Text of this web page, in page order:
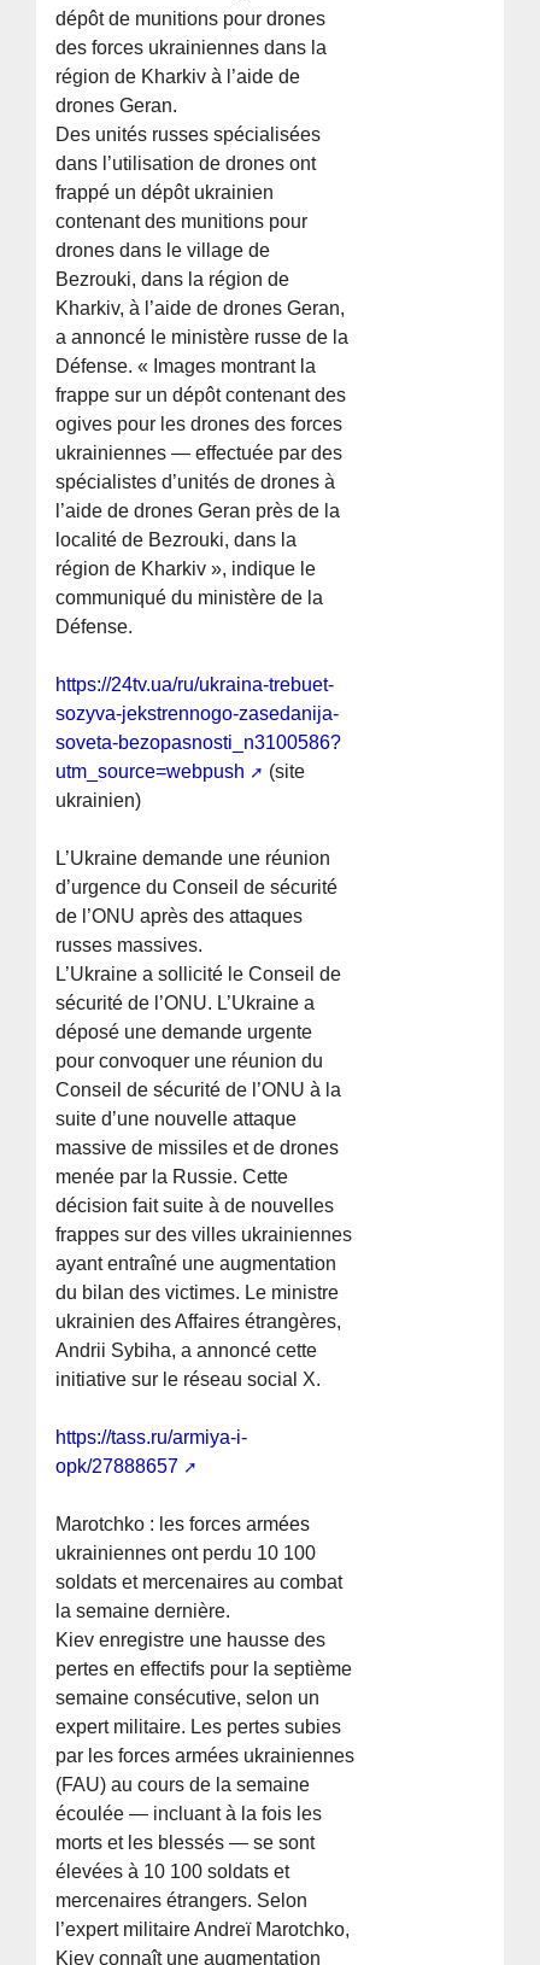
dépôt de munitions pour drones
des forces ukrainiennes dans la
région de Kharkiv à l’aide de
drones Geran.
Des unités russes spécialisées
dans l’utilisation de drones ont
frappé un dépôt ukrainien
contenant des munitions pour
drones dans le village de
Bezrouki, dans la région de
Kharkiv, à l’aide de drones Geran,
a annoncé le ministère russe de la
Défense. « Images montrant la
frappe sur un dépôt contenant des
ogives pour les drones des forces
ukrainiennes — effectuée par des
spécialistes d’unités de drones à
l’aide de drones Geran près de la
localité de Bezrouki, dans la
région de Kharkiv », indique le
communiqué du ministère de la
Défense.
https://24tv.ua/ru/ukraina-trebuet-
sozyva-jekstrennogo-zasedanija-
soveta-bezopasnosti_n3100586?
utm_source=webpush
(site
ukrainien)
L’Ukraine demande une réunion
d’urgence du Conseil de sécurité
de l’ONU après des attaques
russes massives.
L’Ukraine a sollicité le Conseil de
sécurité de l’ONU. L’Ukraine a
déposé une demande urgente
pour convoquer une réunion du
Conseil de sécurité de l’ONU à la
suite d’une nouvelle attaque
massive de missiles et de drones
menée par la Russie. Cette
décision fait suite à de nouvelles
frappes sur des villes ukrainiennes
ayant entraîné une augmentation
du bilan des victimes. Le ministre
ukrainien des Affaires étrangères,
Andrii Sybiha, a annoncé cette
initiative sur le réseau social X.
https://tass.ru/armiya-i-
opk/27888657
Marotchko : les forces armées
ukrainiennes ont perdu 10 100
soldats et mercenaires au combat
la semaine dernière.
Kiev enregistre une hausse des
pertes en effectifs pour la septième
semaine consécutive, selon un
expert militaire. Les pertes subies
par les forces armées ukrainiennes
(FAU) au cours de la semaine
écoulée — incluant à la fois les
morts et les blessés — se sont
élevées à 10 100 soldats et
mercenaires étrangers. Selon
l’expert militaire Andreï Marotchko,
Kiev connaît une augmentation